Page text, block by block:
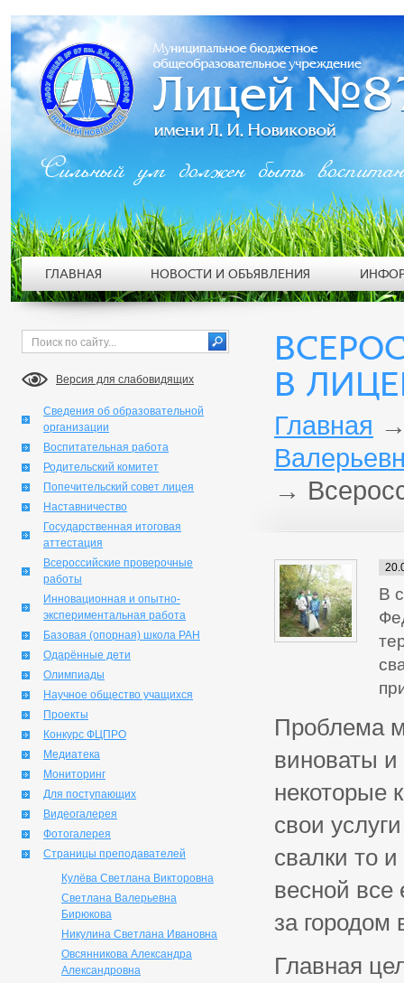
Версия для слабовидящих
Сведения об образовательной
организации
Воспитательная работа
Родительский комитет
Попечительский совет лицея
Наставничество
Государственная итоговая
аттестация
Всероссийские проверочные
работы
Инновационная и опытно-
экспериментальная работа
Базовая (опорная) школа РАН
Одарённые дети
Олимпиады
Научное общество учащихся
Проекты
Конкурс ФЦПРО
Медиатека
Мониторинг
Для поступающих
Видеогалерея
Фотогалерея
Страницы преподавателей
Кулёва Светлана Викторовна
Светлана Валерьевна
Бирюкова
Никулина Светлана Ивановна
Овсянникова Александра
Александровна
В
Главная
→
В
Проблема
виноваты
некоторые
свои
свалки то
весной
за городом
Главная
Сильный ум должен быть
ГЛАВНАЯ НОВОСТИ И ОБЪЯВЛЕНИЯ